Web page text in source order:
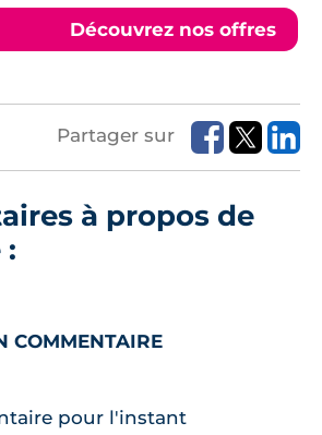
Découvrez nos offres
Partager sur
à propos de
:
COMMENTAIRE
pour l'instant